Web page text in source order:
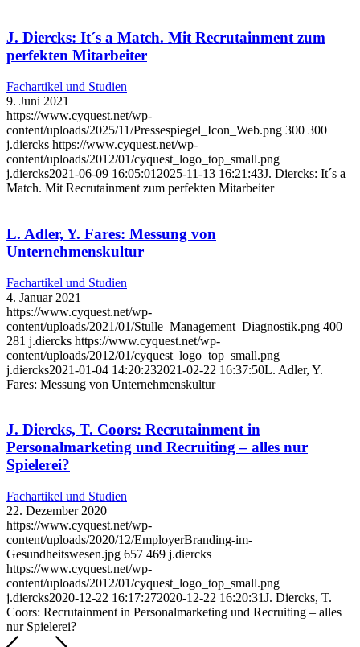
J. Diercks: It´s a Match. Mit Recrutainment zum
perfekten Mitarbeiter
Fachartikel und Studien
9. Juni 2021
https://www.cyquest.net/wp-
content/uploads/2025/11/Pressespiegel_Icon_Web.png 300 300
j.diercks https://www.cyquest.net/wp-
content/uploads/2012/01/cyquest_logo_top_small.png
j.diercks2021-06-09 16:05:01 2025-11-13 16:21:43J. Diercks: It´s a
Match. Mit Recrutainment zum perfekten Mitarbeiter
L. Adler, Y. Fares: Messung von
Unternehmenskultur
Fachartikel und Studien
4. Januar 2021
https://www.cyquest.net/wp-
content/uploads/2021/01/Stulle_Management_Diagnostik.png 400
281 j.diercks https://www.cyquest.net/wp-
content/uploads/2012/01/cyquest_logo_top_small.png
j.diercks2021-01-04 14:20:232021-02-22 16:37:50L. Adler, Y.
Fares: Messung von Unternehmenskultur
J. Diercks, T. Coors: Recrutainment in
Personalmarketing und Recruiting – alles nur
Spielerei?
Fachartikel und Studien
22. Dezember 2020
https://www.cyquest.net/wp-
content/uploads/2020/12/EmployerBranding-im-
Gesundheitswesen.jpg 657 469 j.diercks
https://www.cyquest.net/wp-
content/uploads/2012/01/cyquest_logo_top_small.png
j.diercks2020-12-22 16:17:272020-12-22 16:20:31J. Diercks, T.
Coors: Recrutainment in Personalmarketing und Recruiting – alles
nur Spielerei?